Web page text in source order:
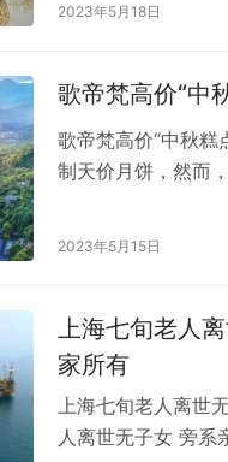
2023年5月18日
歌帝梵高价“中
歌帝梵高价“中秋糕
制天价月饼，然而
品牌。 其中，源
2023年5月15日
上海七旬老人
家所有
上海七旬老人离世
人离世无子女 旁系